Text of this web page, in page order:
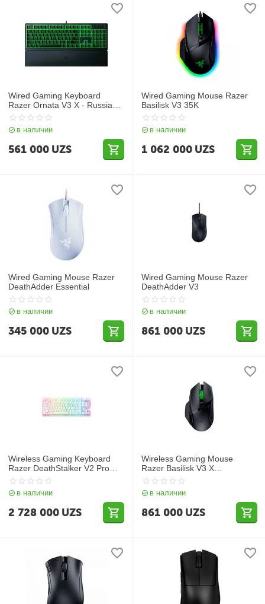
Wired Gaming Keyboard
Razer Ornata V3 X - Russian
Layout
в наличии
561 000 UZS
Wired Gaming Mouse Razer
Basilisk V3 35K
в наличии
1 062 000 UZS
Wired Gaming Mouse Razer
DeathAdder Essential
в наличии
345 000 UZS
Wired Gaming Mouse Razer
DeathAdder V3
в наличии
861 000 UZS
Wireless Gaming Keyboard
Razer DeathStalker V2 Pro
Tenkeyless (Red Switch) -
White - US Layout
в наличии
2 728 000 UZS
Wireless Gaming Mouse
Razer Basilisk V3 X
HyperSpeed
в наличии
861 000 UZS